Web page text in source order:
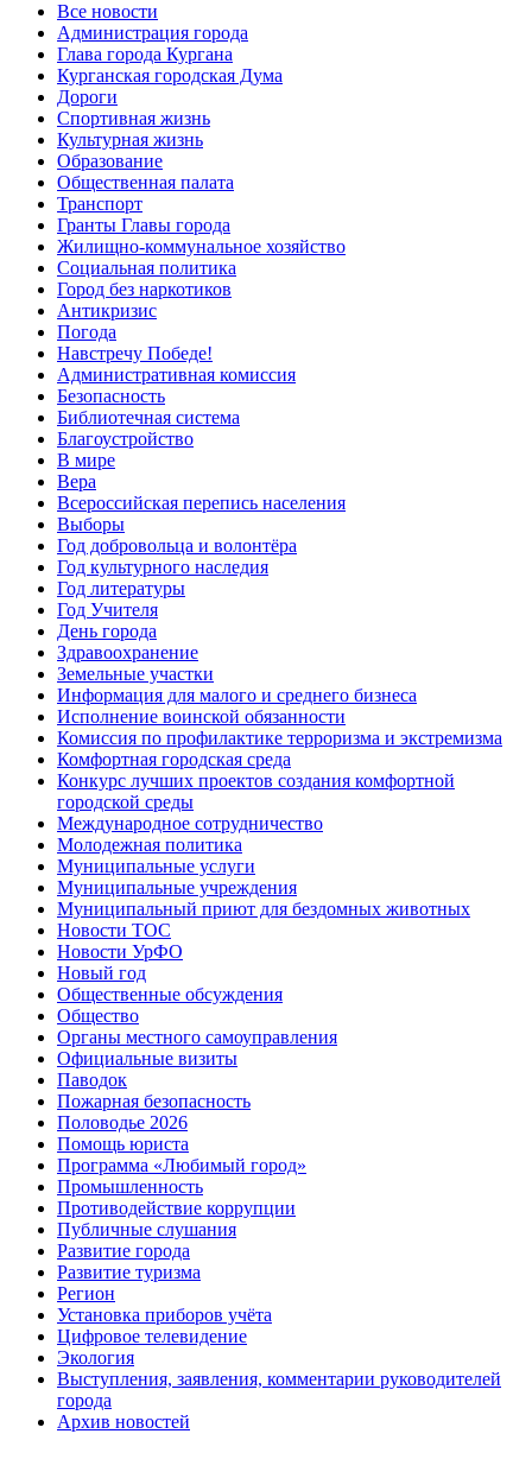
Все новости
Администрация города
Глава города Кургана
Курганская городская Дума
Дороги
Спортивная жизнь
Культурная жизнь
Образование
Общественная палата
Транспорт
Гранты Главы города
Жилищно-коммунальное хозяйство
Социальная политика
Город без наркотиков
Антикризис
Погода
Навстречу Победе!
Административная комиссия
Безопасность
Библиотечная система
Благоустройство
В мире
Вера
Всероссийская перепись населения
Выборы
Год добровольца и волонтёра
Год культурного наследия
Год литературы
Год Учителя
День города
Здравоохранение
Земельные участки
Информация для малого и среднего бизнеса
Исполнение воинской обязанности
Комиссия по профилактике терроризма и экстремизма
Комфортная городская среда
Конкурс лучших проектов создания комфортной
городской среды
Международное сотрудничество
Молодежная политика
Муниципальные услуги
Муниципальные учреждения
Муниципальный приют для бездомных животных
Новости ТОС
Новости УрФО
Новый год
Общественные обсуждения
Общество
Органы местного самоуправления
Официальные визиты
Паводок
Пожарная безопасность
Половодье 2026
Помощь юриста
Программа «Любимый город»
Промышленность
Противодействие коррупции
Публичные слушания
Развитие города
Развитие туризма
Регион
Установка приборов учёта
Цифровое телевидение
Экология
Выступления, заявления, комментарии руководителей
города
Архив новостей